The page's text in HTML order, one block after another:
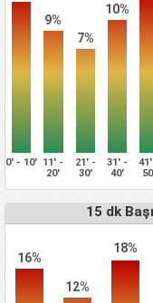
9%
7%
10%
0' - 10' 11' -
20'
21' -
30'
31' -
40'
15 dk
16%
12%
18%